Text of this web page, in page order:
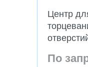
Центр
По